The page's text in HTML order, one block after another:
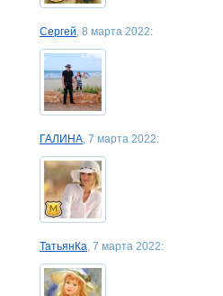
Сергей, 8 марта 2022:
ГАЛИНА, 7 марта 2022:
ТатьянКа, 7 марта 2022: